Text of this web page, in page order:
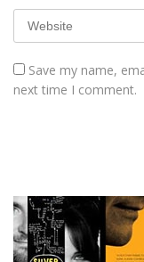
Save my name,
next time I comment.